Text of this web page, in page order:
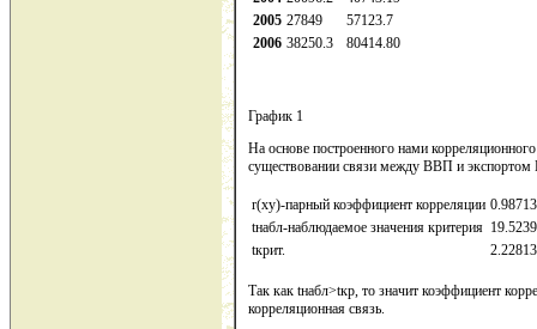
2005 27849
57123.7
2006 38250.3 80414.80
График 1
На основе построенного нами
существовании связи между ВВП и экспортом
r(ху)-парный коэффициент корреляции
tнабл-наблюдаемое значения критерия
tкрит.
Так как tнабл>tкр, то значит коэффициент
корреляционная связь.